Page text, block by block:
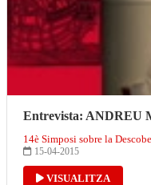
Entrevista: ANDREU
14è Simposi sobre la
15-04-2015
VISUALITZA